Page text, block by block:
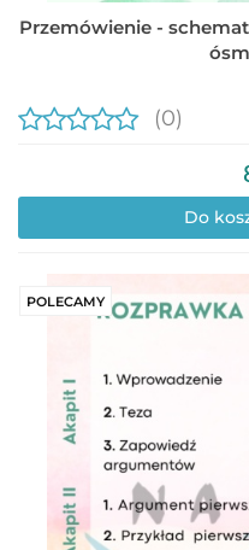
Przemówienie -
(0)
Do
POLECAMY